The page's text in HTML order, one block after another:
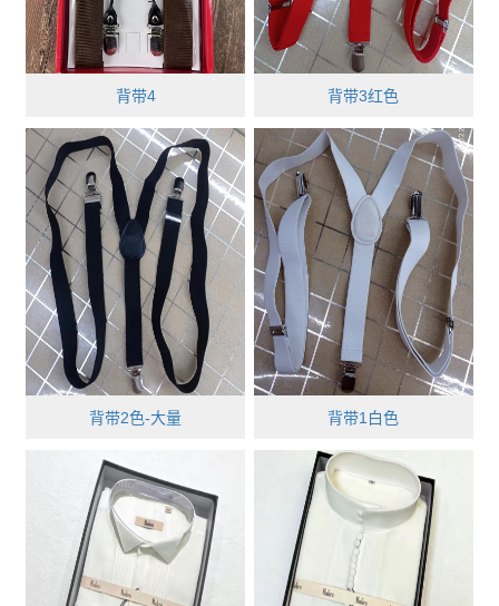
背带4 背带3红色
背带2色-大量 背带1白色